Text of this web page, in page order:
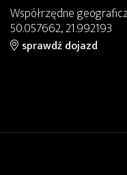
Współrzędne
50.057662, 21.992193
sprawdź dojazd